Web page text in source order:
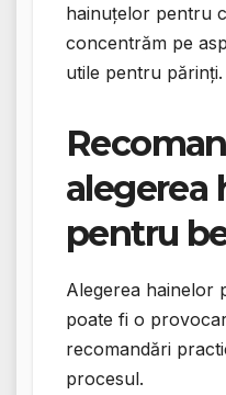
hainuțelor pentru
concentrăm pe
utile pentru părinți.
alegerea
pentru
Alegerea hainelor
poate fi o
recomandări
procesul.